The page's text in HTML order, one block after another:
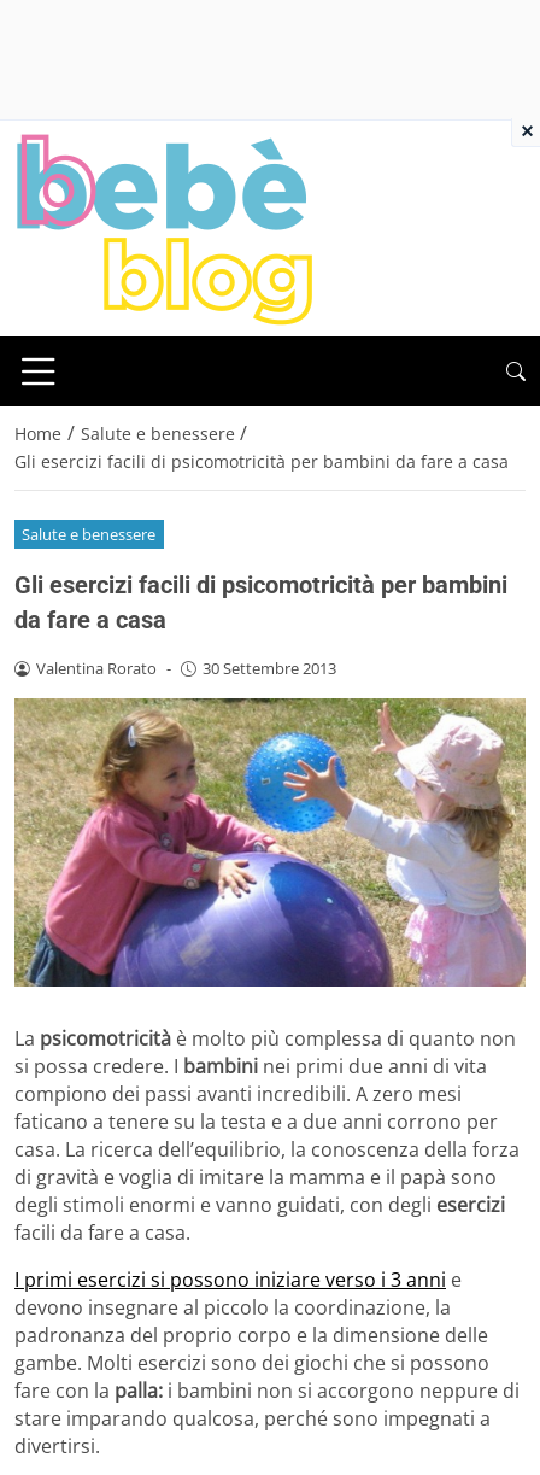
Home / Salute e benessere /
Gli esercizi facili di psicomotricità per bambini da fare a casa
Salute e benessere
Gli esercizi facili di psicomotricità per bambini
da fare a casa
Valentina Rorato - 30 Settembre 2013
La psicomotricità è molto più complessa di quanto non
si possa credere. I bambini nei primi due anni di vita
compiono dei passi avanti incredibili. A zero mesi
faticano a tenere su la testa e a due anni corrono per
casa. La ricerca dell’equilibrio, la conoscenza della forza
di gravità e voglia di imitare la mamma e il papà sono
degli stimoli enormi e vanno guidati, con degli esercizi
facili da fare a casa.
I primi esercizi si possono iniziare verso i 3 anni e
devono insegnare al piccolo la coordinazione, la
padronanza del proprio corpo e la dimensione delle
gambe. Molti esercizi sono dei giochi che si possono
fare con la palla: i bambini non si accorgono neppure di
stare imparando qualcosa, perché sono impegnati a
divertirsi.
×